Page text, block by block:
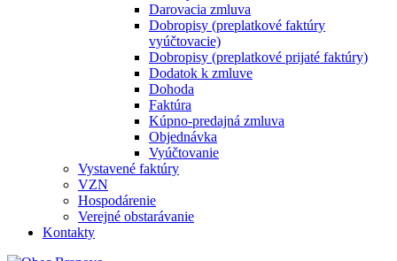
Darovacia zmluva
Dobropisy (preplatkové faktúry
vyúčtovacie)
Dobropisy (preplatkové prijaté faktúry)
Dodatok k zmluve
Dohoda
Faktúra
Kúpno-predajná zmluva
Objednávka
Vyúčtovanie
Vystavené faktúry
VZN
Hospodárenie
Verejné obstarávanie
Kontakty